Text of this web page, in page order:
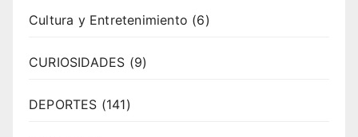
Cultura y Entretenimiento (6)
CURIOSIDADES (9)
DEPORTES (141)